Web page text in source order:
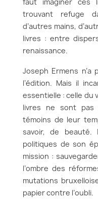
trouvant refuge
d’autres mains,
livres : entre
renaissance.
Joseph Ermens
l’édition. Mais il
essentielle : celle du
livres ne sont pas
témoins de leur
savoir, de beauté.
politiques de son
mission :
l’ombre des
mutations
papier contre l’oubli.